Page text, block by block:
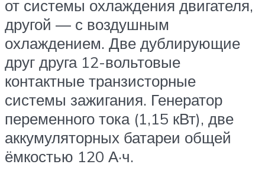
от системы охлаждения двигателя,
другой — с воздушным
охлаждением. Две дублирующие
друг друга 12-вольтовые
контактные транзисторные
системы зажигания. Генератор
переменного тока (1,15 кВт), две
аккумуляторных батареи общей
ёмкостью 120 А·ч.